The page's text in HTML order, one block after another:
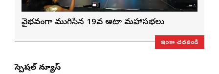
వైభవంగా ముగిసిన 19వ ఆటా మహాసభలు
ఇంకా చదవండి
స్పెషల్ న్యూస్